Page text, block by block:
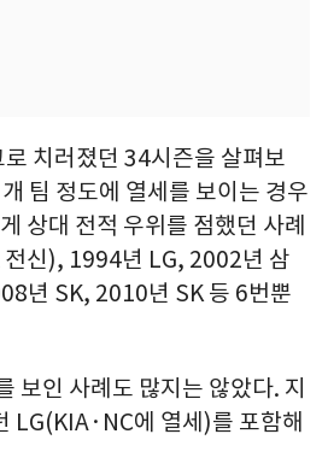
치러졌던 34시즌을 살펴보
팀 정도에 열세를 보이는 경우
상대 전적 우위를 점했던 사례
신), 1994년 LG, 2002년 삼
년 SK, 2010년 SK 등 6번뿐
보인 사례도 많지는 않았다. 지
LG(KIA·NC에 열세)를 포함해